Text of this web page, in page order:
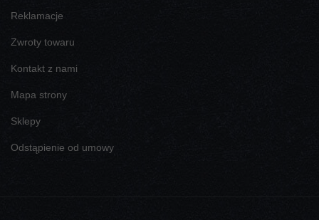
Reklamacje
Zwroty towaru
Kontakt z nami
Mapa strony
Sklepy
Odstąpienie od umowy